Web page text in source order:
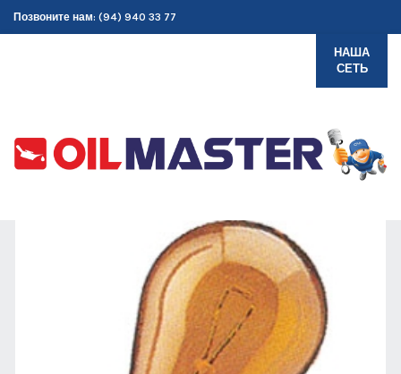
Позвоните нам: (94) 940 33 77
НАША
СЕТЬ